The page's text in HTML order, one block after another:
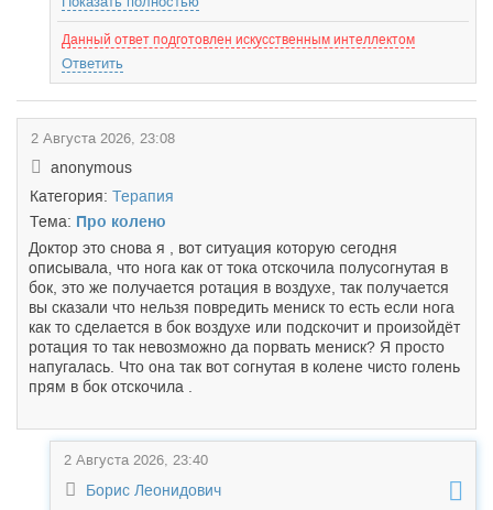
Данный ответ подготовлен искусственным интеллектом
Ответить
2 Августа 2026, 23:08
anonymous
Категория: Терапия
Тема: Про колено
Доктор это снова я , вот ситуация которую сегодня
описывала, что нога как от тока отскочила полусогнутая в
бок, это же получается ротация в воздухе, так получается
вы сказали что нельзя повредить мениск то есть если нога
как то сделается в бок воздухе или подскочит и произойдёт
ротация то так невозможно да порвать мениск? Я просто
напугалась. Что она так вот согнутая в колене чисто голень
прям в бок отскочила .
2 Августа 2026, 23:40
Борис Леонидович